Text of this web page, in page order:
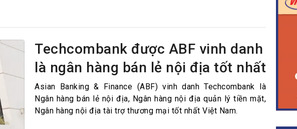
hàng
Techcombank được ABF vinh danh
là ngân hàng bán lẻ nội địa tốt nhất
Asian Banking & Finance (ABF) vinh danh Techcombank là
Ngân hàng bán lẻ nội địa, Ngân hàng nội địa quản lý tiền mặt,
Ngân hàng nội địa tài trợ thương mại tốt nhất Việt Nam.